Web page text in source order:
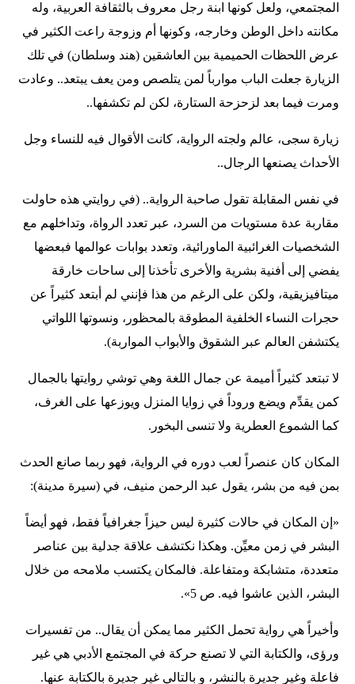
المجتمعي، ولعل كونها ابنة رجل معروف بالثقافة العربية، وله
مكانته داخل الوطن وخارجه، وكونها أم وزوجة راعت الكثير في
عرض اللحظات الحميمية بين العاشقين (هند وسلطان) في تلك
الزيارة جعلت الباب موارباً لمن يتلصص ومن يعف يبتعد.. وعادت
ومرت فيما بعد لزحزحة الستارة، لكن لم تكشفها..
زيارة سجى، عالم ولجته الرواية، كانت الأقوال فيه للنساء وجل
الأحداث يصنعها الرجال..
في نفس المقابلة تقول صاحبة الرواية.. (في روايتي هذه حاولت
مقاربة عدة مستويات من السرد، عبر تعدد الرواة، وتداخلهم مع
الشخصيات الغرائبية الماورائية، وتعدد بوابات عوالمها فبعضها
يفضي إلى أفنية بشرية والأخرى تأخذنا إلى ساحات خارقة
ميتافيزيقية، ولكن على الرغم من هذا فإنني لم أبتعد كثيراً عن
حجرات النساء الخلفية المطوقة بالمحظور، ونسوتها اللواتي
يكتشفن العالم عبر الشقوق والأبواب المواربة).
لا تبتعد كثيراً أميمة عن جمال اللغة وهي توشي روايتها بالجمال
كمن يقدِّم ويضع وروداً في زوايا المنزل ويوزعها على الغرف،
كما الشموع العطرية ولا تنسى البخور.
المكان كان عنصراً لعب دوره في الرواية، فهو ربما صانع الحدث
بمن فيه من بشر، يقول عبد الرحمن منيف، في (سيرة مدينة):
«إن المكان في حالات كثيرة ليس حيزاً جغرافياً فقط، فهو أيضاً
البشر في زمن معيِّن. وهكذا نكتشف علاقة جدلية بين عناصر
متعددة، متشابكة ومتفاعلة. فالمكان يكتسب ملامحه من خلال
البشر، الذين عاشوا فيه. ص 5».
وأخيراً هي رواية تحمل الكثير مما يمكن أن يقال.. من تفسيرات
ورؤى، والكتابة التي لا تصنع حركة في المجتمع الأدبي هي غير
فاعلة وغير جديرة بالنشر، و بالتالي غير جديرة بالكتابة عنها.